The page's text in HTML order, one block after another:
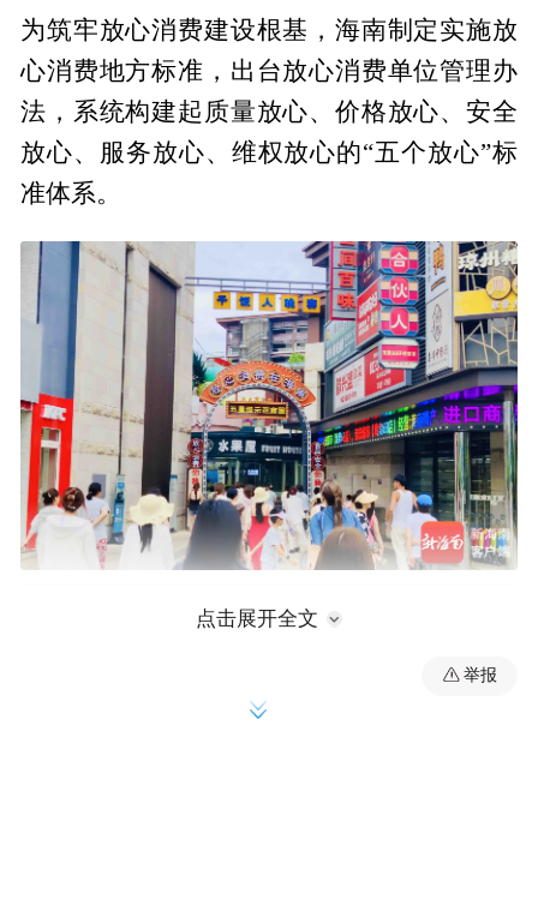
为筑牢放心消费建设根基，海南制定实施放
心消费地方标准，出台放心消费单位管理办
法，系统构建起质量放心、价格放心、安全
放心、服务放心、维权放心的“五个放心”标
准体系。
点击展开全文
举报